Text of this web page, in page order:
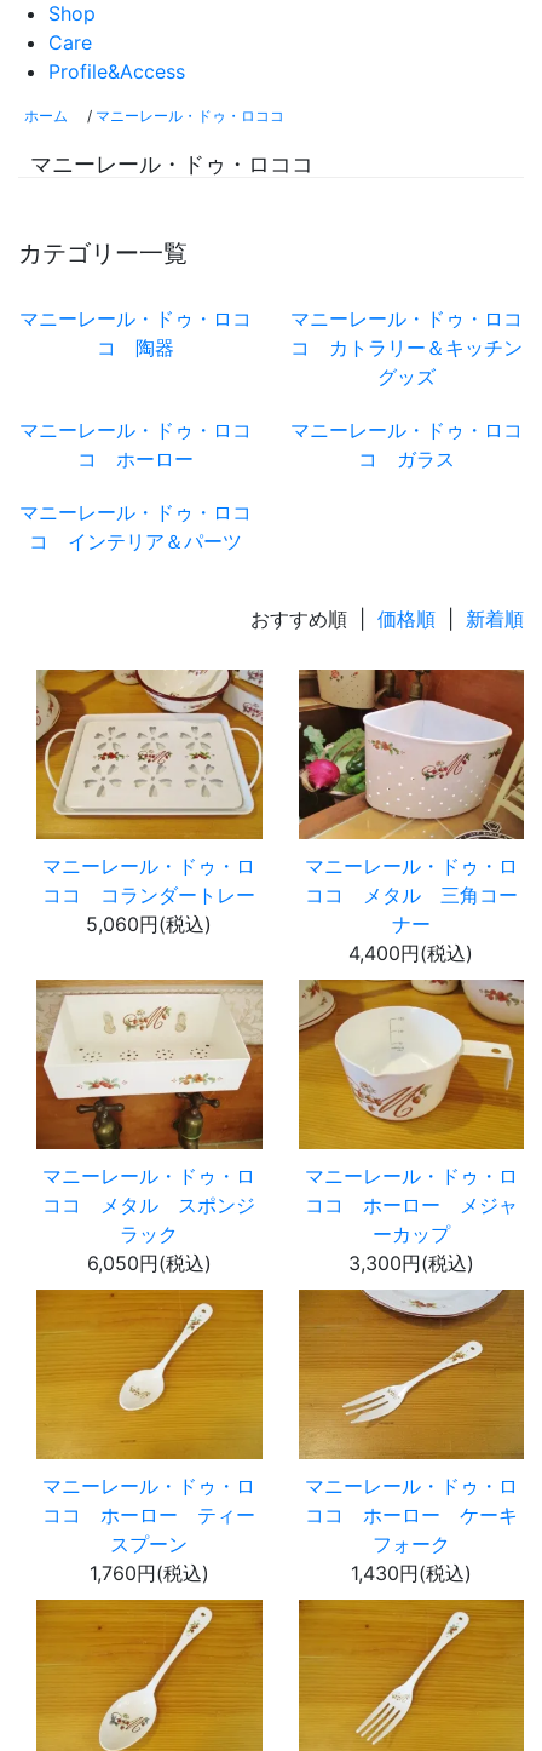
Shop
Care
Profile&Access
ホーム / マニーレール・ドゥ・ロココ
マニーレール・ドゥ・ロココ
カテゴリー一覧
マニーレール・ドゥ・ロコ
コ 陶器
マニーレール・ドゥ・ロコ
コ カトラリー＆キッチン
グッズ
マニーレール・ドゥ・ロコ
コ ホーロー
マニーレール・ドゥ・ロコ
コ ガラス
マニーレール・ドゥ・ロコ
コ インテリア＆パーツ
おすすめ順 | 価格順 新着順
マニーレール・ドゥ・ロ
ココ コランダートレー
5,060円(税込)
マニーレール・ドゥ・ロ
ココ メタル 三角コー
ナー
4,400円(税込)
マニーレール・ドゥ・ロ
ココ メタル スポンジ
ラック
6,050円(税込)
マニーレール・ドゥ・ロ
ココ ホーロー メジャ
ーカップ
3,300円(税込)
マニーレール・ドゥ・ロ
ココ ホーロー ティー
スプーン
1,760円(税込)
マニーレール・ドゥ・ロ
ココ ホーロー ケーキ
フォーク
1,430円(税込)